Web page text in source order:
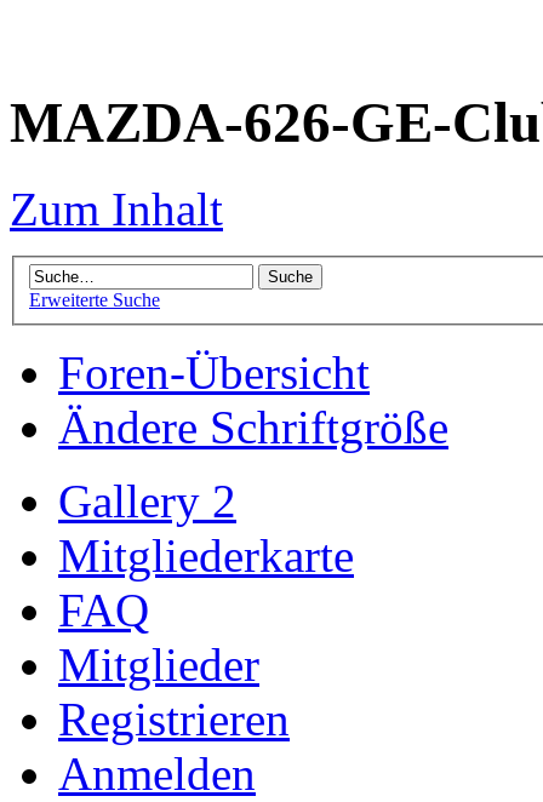
MAZDA-626-GE-
Zum Inhalt
Erweiterte Suche
Foren-Übersicht
Ändere Schriftgröße
Gallery 2
Mitgliederkarte
FAQ
Mitglieder
Registrieren
Anmelden